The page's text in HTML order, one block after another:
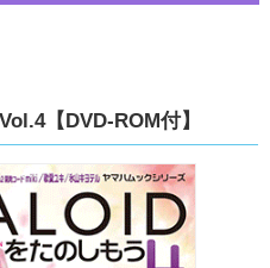
【DVD-ROM付】